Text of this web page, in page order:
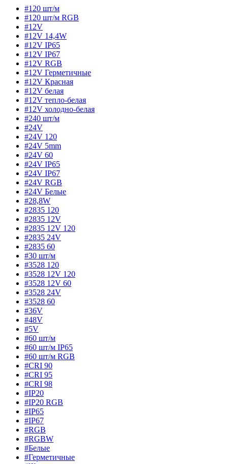
#120 шт/м
#120 шт/м RGB
#12V
#12V 14,4W
#12V IP65
#12V IP67
#12V RGB
#12V Герметичные
#12V Красная
#12V белая
#12V тепло-белая
#12V холодно-белая
#240 шт/м
#24V
#24V 120
#24V 5mm
#24V 60
#24V IP65
#24V IP67
#24V RGB
#24V Белые
#28,8W
#2835 120
#2835 12V
#2835 12V 120
#2835 24V
#2835 60
#30 шт/м
#3528 120
#3528 12V 120
#3528 12V 60
#3528 24V
#3528 60
#36V
#48V
#5V
#60 шт/м
#60 шт/м IP65
#60 шт/м RGB
#CRI 90
#CRI 95
#CRI 98
#IP20
#IP20 RGB
#IP65
#IP67
#RGB
#RGBW
#Белые
#Герметичные